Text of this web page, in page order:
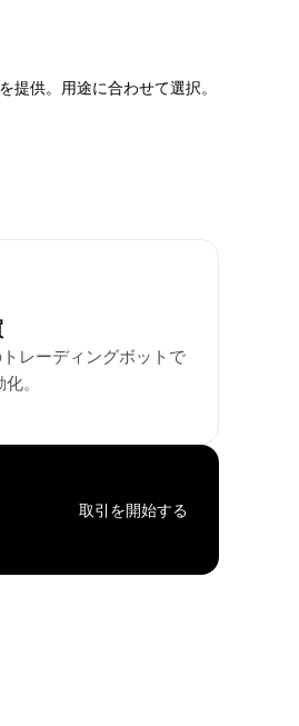
供。用途に合わせて選択。
レーディングボットで
。
取引を開始する